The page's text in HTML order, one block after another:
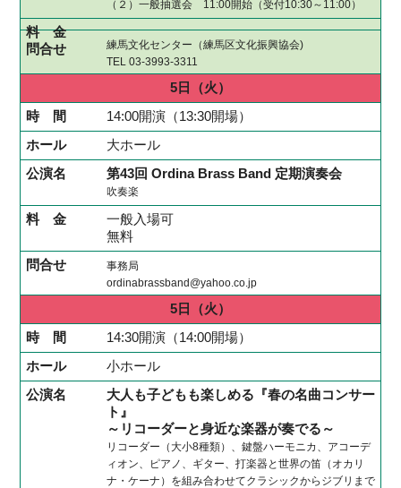
（２）一般抽選会 11:00開始（受付10:30～11:00）
練馬文化センター（練馬区文化振興協会)
TEL 03-3993-3311
5日
（火）
14:00開演（13:30開場）
大ホール
第43回 Ordina Brass Band 定期演奏会
吹奏楽
一般入場可
無料
事務局
ordinabrassband@yahoo.co.jp
5日
（火）
14:30開演（14:00開場）
小ホール
大人も子どもも楽しめる『春の名曲コンサー
ト』
～リコーダーと身近な楽器が奏でる～
リコーダー（大小8種類）、鍵盤ハーモニカ、アコーデ
ィオン、ピアノ、ギター、打楽器と世界の笛（オカリ
ナ・ケーナ）を組み合わせてクラシックからジブリまで